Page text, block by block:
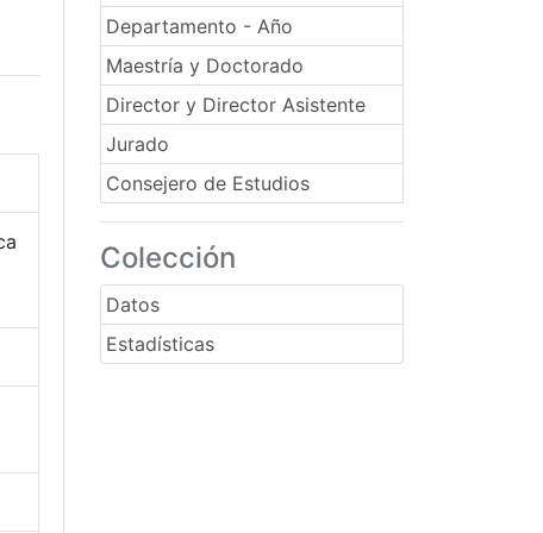
Departamento - Año
Maestría y Doctorado
Director y Director Asistente
Jurado
Consejero de Estudios
Colección
Datos
Estadísticas